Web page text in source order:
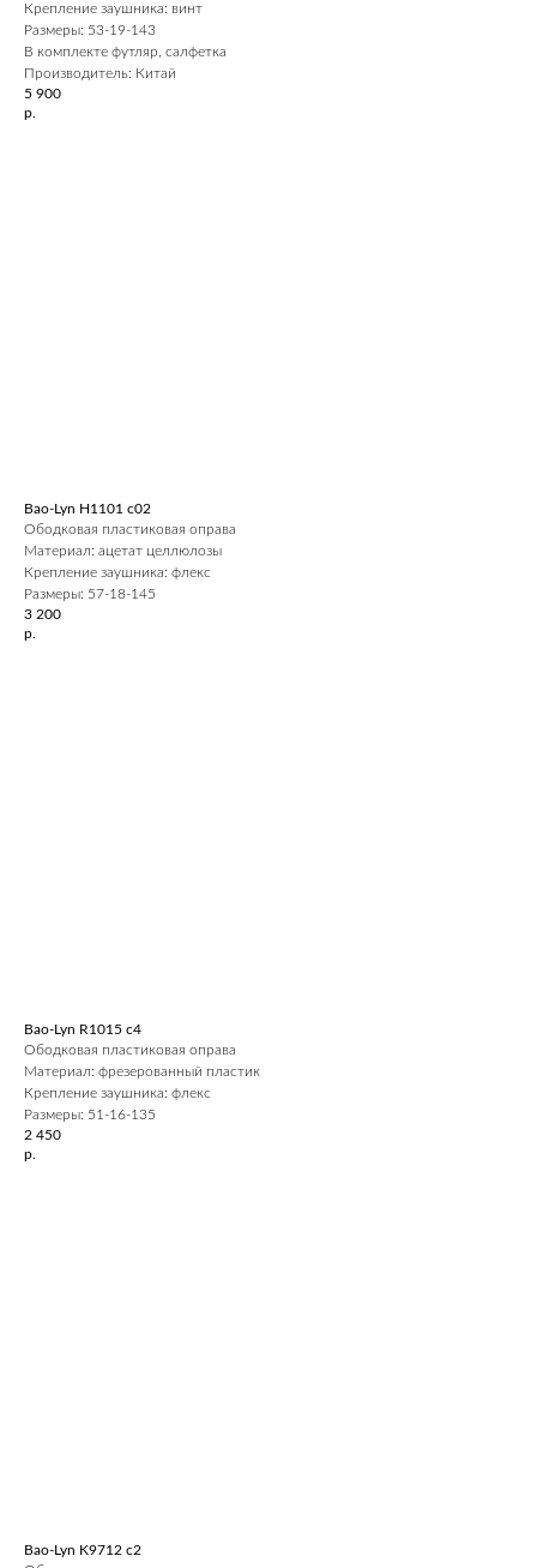
Крепление заушника: винт
Размеры: 53-19-143
В комплекте футляр, салфетка
Производитель: Китай
5 900
р.
Bao-Lyn H1101 c02
Ободковая пластиковая оправа
Материал: ацетат целлюлозы
Крепление заушника: флекс
Размеры: 57-18-145
3 200
р.
Bao-Lyn R1015 c4
Ободковая пластиковая оправа
Материал: фрезерованный пластик
Крепление заушника: флекс
Размеры: 51-16-135
2 450
р.
Bao-Lyn K9712 c2